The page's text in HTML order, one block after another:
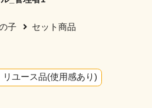
子 セット商品
リユース品(使用感あり)